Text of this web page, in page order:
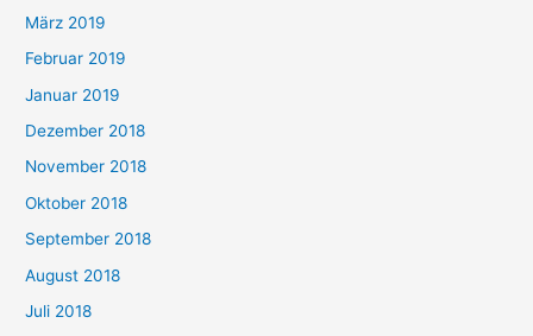
März 2019
Februar 2019
Januar 2019
Dezember 2018
November 2018
Oktober 2018
September 2018
August 2018
Juli 2018